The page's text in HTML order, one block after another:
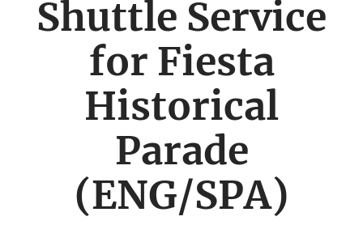
Shuttle Service
for Fiesta
Historical
Parade
(ENG/SPA)